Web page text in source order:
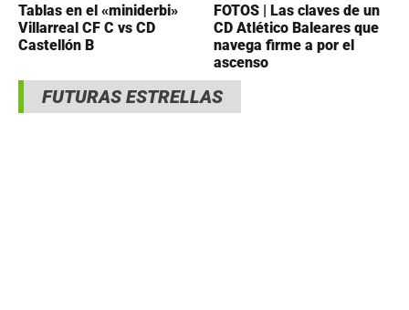
Tablas en el «miniderbi»
Villarreal CF C vs CD
Castellón B
FOTOS | Las claves de un
CD Atlético Baleares que
navega firme a por el
ascenso
FUTURAS ESTRELLAS